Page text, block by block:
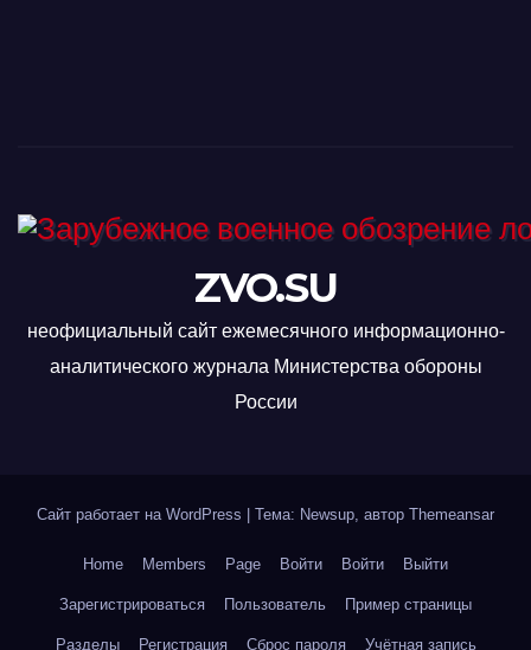
ZVO.SU
неофициальный сайт ежемесячного информационно-
аналитического журнала Министерства обороны
России
Сайт работает на WordPress Тема: Newsup, автор Themeansar
Home Members Page Войти Войти Выйти
Зарегистрироваться Пользователь Пример страницы
Разделы Регистрация Сброс пароля Учётная запись